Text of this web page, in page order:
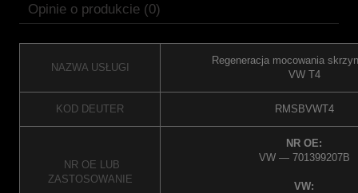
Opinie o produkcie (0)
NAZWA USŁUGI
Regeneracja mocowania
VW T4
KOD DEUTER RMSBVWT4
NR OE LUB
ZASTOSOWANIE
NR OE:
VW — 701399207B
VW: